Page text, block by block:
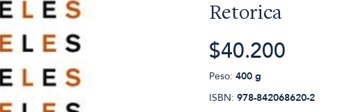
Retorica
$40.200
Peso: 400 g
ISBN: 978-842068620-2